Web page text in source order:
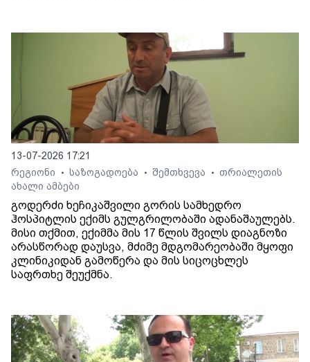
13-07-2026 17:21
რეგიონი
• საზოგადოება • შემთხვევა • თრიალეთის
ახალი ამბები
გოდერძი ხეჩიკაშვილი გორის სამხედრო
ჰოსპიტლის ექიმს გულგრილობაში ადანაშაულებს.
მისი თქმით, ექიმმა მის 17 წლის შვილს დიაგნოზი
არასწორად დაუსვა, მძიმე მდგომარეობაში მყოფი
კლინიკიდან გამოწერა და მის სიცოცხლეს
საფრთხე შეუქმნა.